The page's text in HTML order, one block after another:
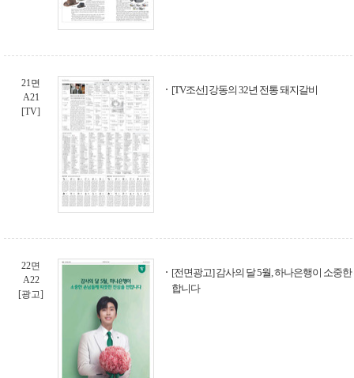
21면
A21
[TV]
[TV조선] 강동의 32년 전통 돼지갈비
22면
A22
[광고]
[전면광고] 감사의 달 5월, 하나은행이 소중
합니다